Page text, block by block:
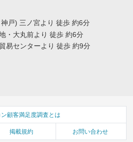
戸) 三ノ宮より 徒歩 約6分
・大丸前より 徒歩 約6分
易センターより 徒歩 約9分
顧客満足度調査とは
掲載規約 お問い合わせ